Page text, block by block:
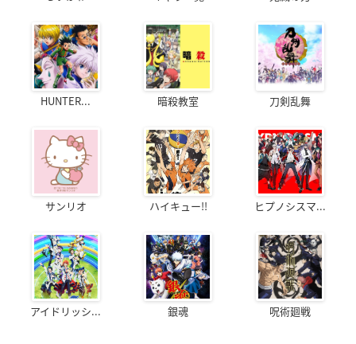
HUNTER... 暗殺教室 刀剣乱舞
サンリオ ハイキュー!! ヒプノシスマ...
アイドリッシ... 銀魂 呪術廻戦